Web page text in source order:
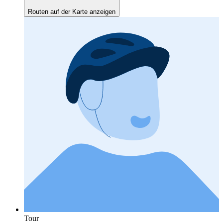
Routen auf der Karte anzeigen
Tour